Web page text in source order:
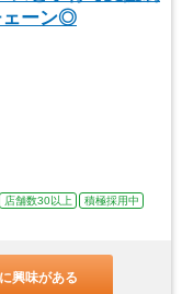
ェーン◎
店舗数30以上
積極採用中
興味がある